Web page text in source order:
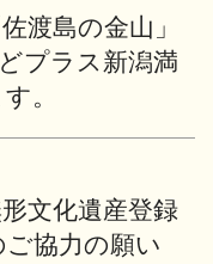
渡島の金山」
プラス新潟満
。
文化遺産登録
ご協力の願い